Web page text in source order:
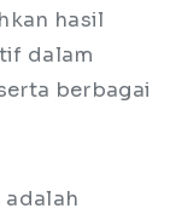
hasil
dalam
berbagai
adalah